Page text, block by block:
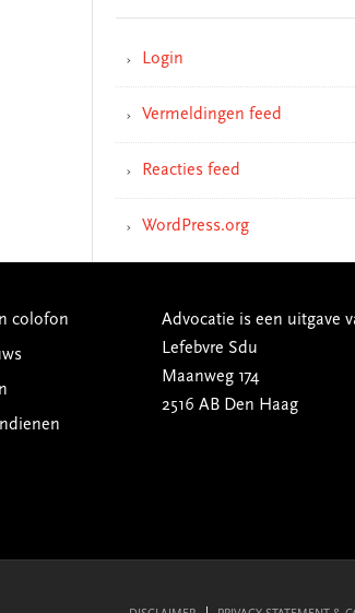
Login
Vermeldingen feed
Reacties feed
WordPress.org
colofon
Advocatie is een uitgave
Lefebvre Sdu
Maanweg 174
2516 AB Den Haag